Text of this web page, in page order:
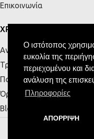
Ο ιστότοπος
ευκολία της
περιεχομένου και
ανάλυση της
Πληροφορίες
ΑΠΟΡΡΙΨΗ
Επικοινωνία
ΧΡΗΣΙΜΑ
Αναζήτηση Παραγγελίας
Τρόποι Αποστολής &
Πολιτική Απορρήτου
Όροι Χρήσης
Blog